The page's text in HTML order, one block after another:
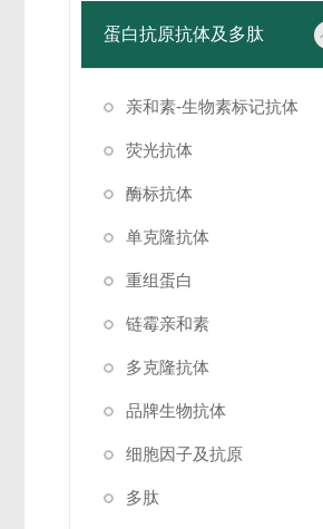
蛋白抗原抗体及多肽
亲和素-生物素标记抗体
荧光抗体
酶标抗体
单克隆抗体
重组蛋白
链霉亲和素
多克隆抗体
品牌生物抗体
细胞因子及抗原
多肽